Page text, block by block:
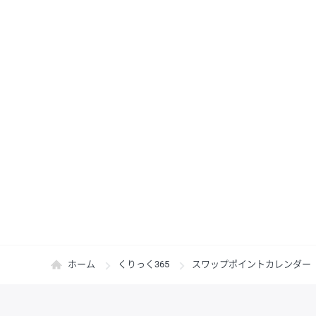
ホーム くりっく365 スワップポイントカレンダー